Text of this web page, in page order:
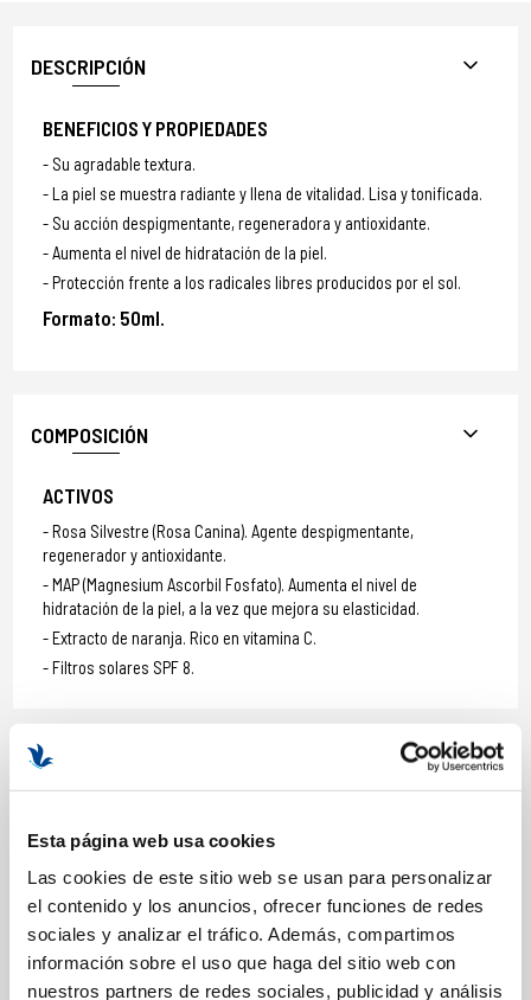
Esta página web usa cookies
Las cookies de este sitio web se usan para personalizar
el contenido y los anuncios, ofrecer funciones de redes
sociales y analizar el tráfico. Además, compartimos
información sobre el uso que haga del sitio web con
nuestros partners de redes sociales, publicidad y análisis
DESCRIPCIÓN
BENEFICIOS Y PROPIEDADES
Su agradable textura.
La piel se muestra radiante y llena de vitalidad. Lisa y tonificada.
Su acción despigmentante, regeneradora y antioxidante.
Aumenta el nivel de hidratación de la piel.
Protección frente a los radicales libres producidos por el sol.
Formato: 50ml.
COMPOSICIÓN
ACTIVOS
Rosa Silvestre (Rosa Canina). Agente despigmentante,
regenerador y antioxidante.
MAP (Magnesium Ascorbil Fosfato). Aumenta el nivel de
hidratación de la piel, a la vez que mejora su elasticidad.
Extracto de naranja. Rico en vitamina C.
Filtros solares SPF 8.
MÁS INFORMACIÓN
MODO DE UTILIZACIÓN
Aplicar diariamente, mañana y/o noche, sobre la piel limpia hasta
Por la noche, aplicar después del sérum.
CREMA IDEAL PARA:
Ideal para pieles desvitalizadas.